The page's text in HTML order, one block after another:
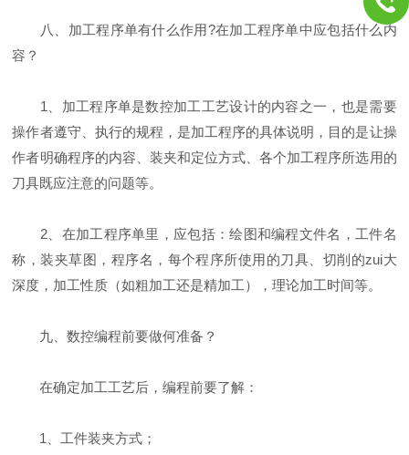
八、加工程序单有什么作用?在加工程序单中应包括什么内
容？
1、加工程序单是数控加工工艺设计的内容之一，也是需要
操作者遵守、执行的规程，是加工程序的具体说明，目的是让操
作者明确程序的内容、装夹和定位方式、各个加工程序所选用的
刀具既应注意的问题等。
2、在加工程序单里，应包括：绘图和编程文件名，工件名
称，装夹草图，程序名，每个程序所使用的刀具、切削的zui大
深度，加工性质（如粗加工还是精加工），理论加工时间等。
九、数控编程前要做何准备？
在确定加工工艺后，编程前要了解：
1、工件装夹方式；